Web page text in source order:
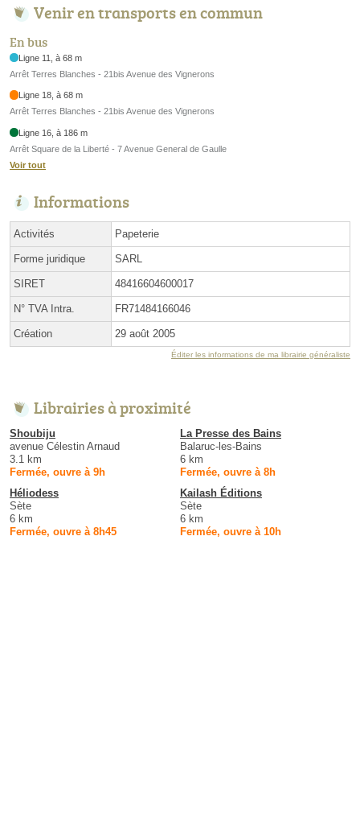
Venir en transports en commun
En bus
Ligne 11, à 68 m
Arrêt Terres Blanches - 21bis Avenue des Vignerons
Ligne 18, à 68 m
Arrêt Terres Blanches - 21bis Avenue des Vignerons
Ligne 16, à 186 m
Arrêt Square de la Liberté - 7 Avenue General de Gaulle
Voir tout
Informations
Activités Papeterie
Forme juridique SARL
SIRET 48416604600017
N° TVA Intra. FR71484166046
Création 29 août 2005
Éditer les informations de ma librairie généraliste
Librairies à proximité
Shoubiju
avenue Célestin Arnaud
3.1 km
Fermée, ouvre à 9h
La Presse des Bains
Balaruc-les-Bains
6 km
Fermée, ouvre à 8h
Héliodess
Sète
6 km
Fermée, ouvre à 8h45
Kailash Éditions
Sète
6 km
Fermée, ouvre à 10h